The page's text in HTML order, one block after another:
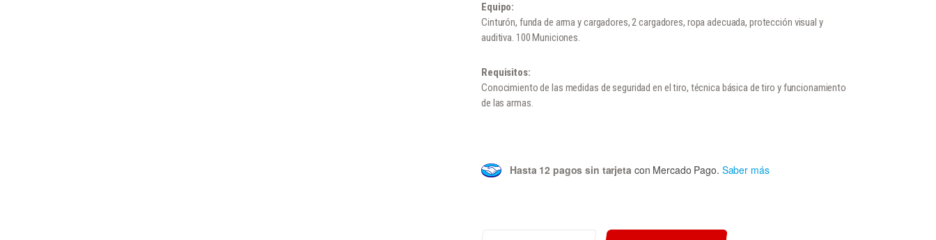
Equipo:
Cinturón, funda de arma y cargadores, 2 cargadores, ropa adecuada, protección visual y
auditiva. 100 Municiones.
Requisitos:
Conocimiento de las medidas de seguridad en el tiro, técnica básica de tiro y funcionamiento
de las armas.
Hasta 12 pagos sin tarjeta con Mercado Pago. Saber más